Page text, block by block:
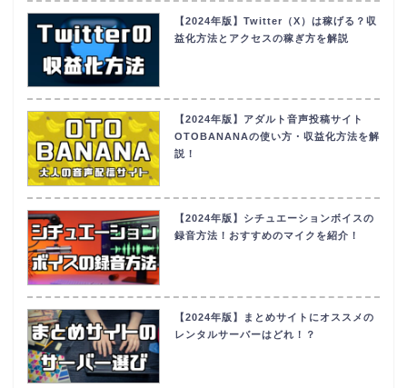
【2024年版】Twitter（X）は稼げる？収
益化方法とアクセスの稼ぎ方を解説
【2024年版】アダルト音声投稿サイト
OTOBANANAの使い方・収益化方法を解
説！
【2024年版】シチュエーションボイスの
録音方法！おすすめのマイクを紹介！
【2024年版】まとめサイトにオススメの
レンタルサーバーはどれ！？